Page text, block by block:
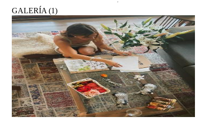
GALERÍA (1)